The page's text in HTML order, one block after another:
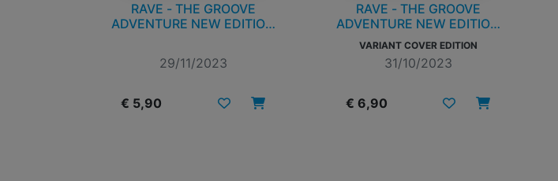
RAVE - THE GROOVE
ADVENTURE NEW EDITION
29/11/2023
€ 5,90
RAVE - THE GROOVE
ADVENTURE NEW EDITION
n. 1
VARIANT COVER EDITION
31/10/2023
€ 6,90